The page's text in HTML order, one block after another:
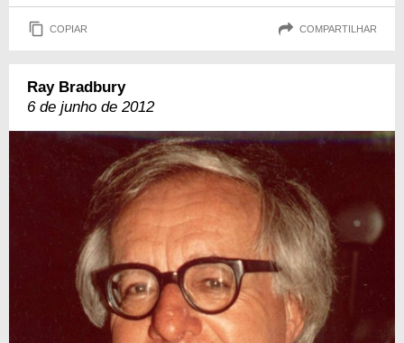
COPIAR COMPARTILHAR
Ray Bradbury
6 de junho de 2012